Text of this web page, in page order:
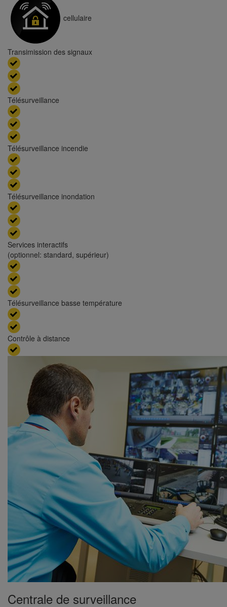
cellulaire
Transimission des signaux
Télésurveillance
Télésurveillance incendie
Télésurveillance inondation
Services interactifs
(optionnel: standard, supérieur)
Télésurveillance basse température
Contrôle à distance
Centrale de surveillance